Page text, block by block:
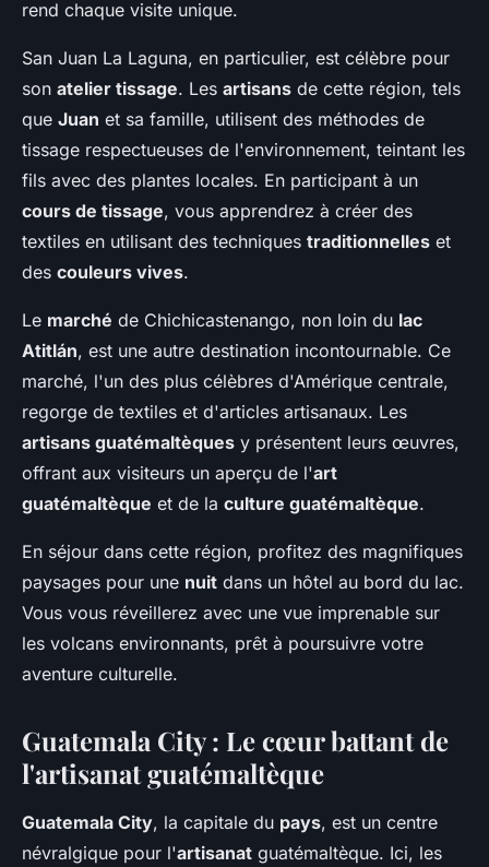
rend chaque visite unique.
San Juan La Laguna, en particulier, est célèbre pour
son atelier tissage. Les artisans de cette région, tels
que Juan et sa famille, utilisent des méthodes de
tissage respectueuses de l'environnement, teintant les
fils avec des plantes locales. En participant à un
cours de tissage, vous apprendrez à créer des
textiles en utilisant des techniques traditionnelles et
des couleurs vives.
Le marché de Chichicastenango, non loin du lac
Atitlán, est une autre destination incontournable. Ce
marché, l'un des plus célèbres d'Amérique centrale,
regorge de textiles et d'articles artisanaux. Les
artisans guatémaltèques y présentent leurs œuvres,
offrant aux visiteurs un aperçu de l'art
guatémaltèque et de la culture guatémaltèque.
En séjour dans cette région, profitez des magnifiques
paysages pour une nuit dans un hôtel au bord du lac.
Vous vous réveillerez avec une vue imprenable sur
les volcans environnants, prêt à poursuivre votre
aventure culturelle.
Guatemala City : Le cœur battant de
l'artisanat guatémaltèque
Guatemala City, la capitale du pays, est un centre
névralgique pour l'artisanat guatémaltèque. Ici, les